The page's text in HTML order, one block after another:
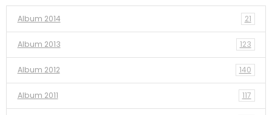
Album 2014 21
Album 2013 123
Album 2012 140
Album 2011 117